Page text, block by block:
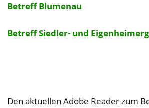
Betreff Blumenau
Betreff Siedler- und
Den aktuellen Adobe Reader zum